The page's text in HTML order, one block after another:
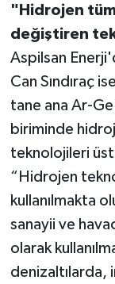
"Hidrojen
değiştiren
Aspilsan
Can Sındıraç
tane ana Ar-
biriminde
teknolojileri
“Hidrojen
kullanılmakta
sanayii ve
olarak
denizaltılarda,